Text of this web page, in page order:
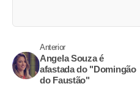
Anterior
Angela Souza é
afastada do "Domingão
do Faustão"